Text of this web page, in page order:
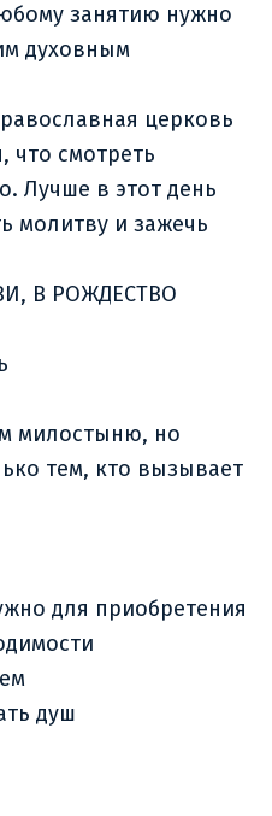
занятию нужно
духовным
церковь
что смотреть
Лучше в этот день
молитву и зажечь
В РОЖДЕСТВО
милостыню, но
тем, кто вызывает
для приобретения
душ